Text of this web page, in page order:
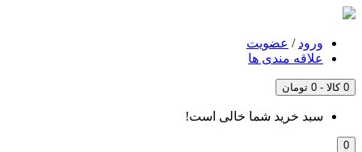
ورود / عضویت
علاقه مندی ها
0 کالا - 0 تومان
سبد خرید شما خالی است!
0